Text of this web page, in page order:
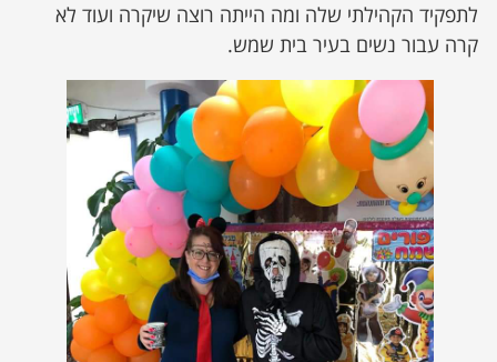
לתפקיד הקהילתי שלה ומה הייתה רוצה שיקרה ועוד לא
קרה עבור נשים בעיר בית שמש.